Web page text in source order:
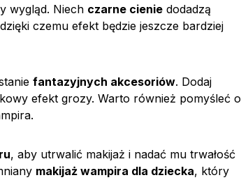
wygląd. Niech czarne cienie dodadzą
czemu efekt będzie jeszcze bardziej
fantazyjnych akcesoriów. Dodaj
efekt grozy. Warto również pomyśleć o
, aby utrwalić makijaż i nadać mu trwałość
makijaż wampira dla dziecka, który